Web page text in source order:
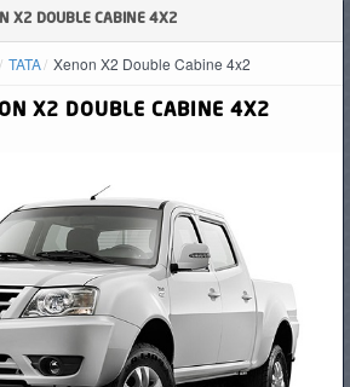
X2 DOUBLE CABINE 4X2
TATA Xenon X2 Double Cabine 4x2
X2 DOUBLE CABINE 4X2